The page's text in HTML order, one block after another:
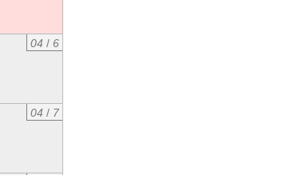
04 / 6
04 / 7